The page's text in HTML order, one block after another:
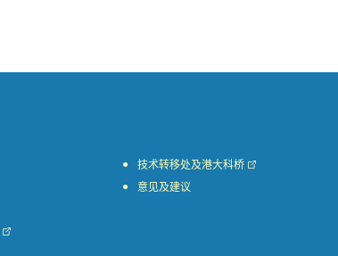
技术转移处及港大科桥
意见及建议